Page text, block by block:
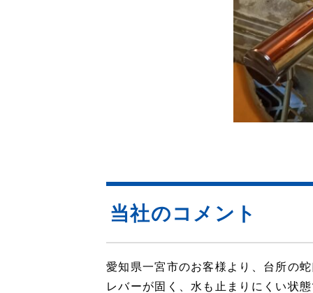
当社のコメント
愛知県一宮市のお客様より、台所の
レバーが固く、水も止まりにくい状